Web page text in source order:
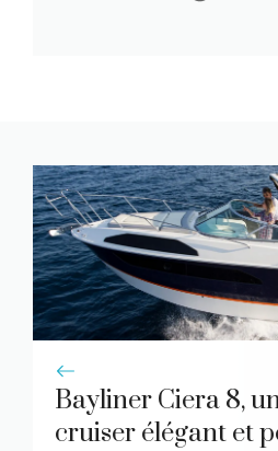
Bayliner Ciera 8,
cruiser élégant et